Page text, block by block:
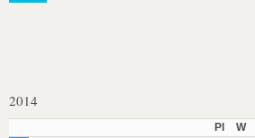
2014
Pl W